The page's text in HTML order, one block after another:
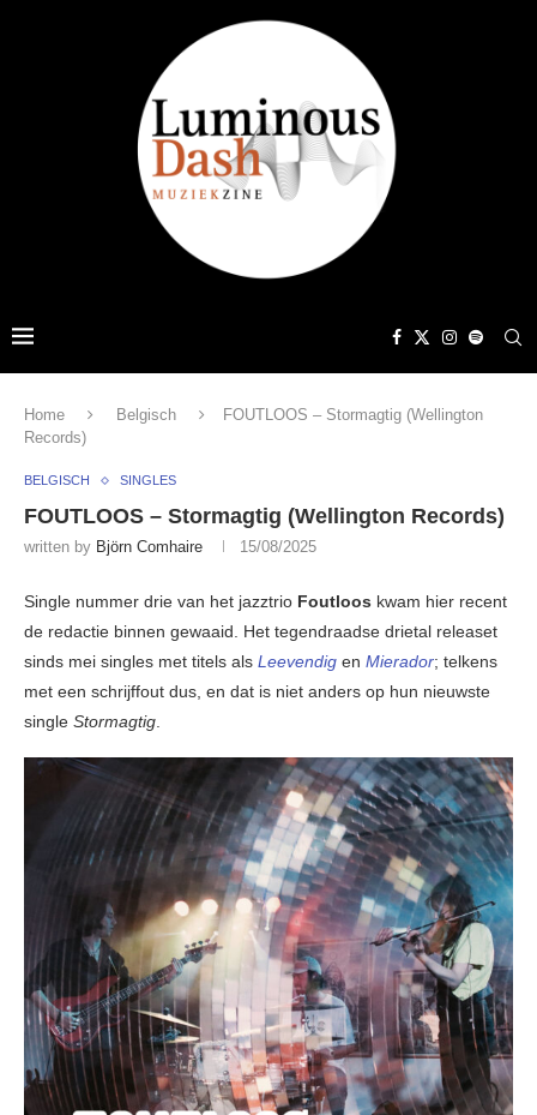
Home Belgisch
FOUTLOOS – Stormagtig (Wellington
Records)
BELGISCH SINGLES
FOUTLOOS – Stormagtig (Wellington Records)
written by Björn Comhaire 15/08/2025
Single nummer drie van het jazztrio Foutloos kwam hier recent
de redactie binnen gewaaid. Het tegendraadse drietal releaset
sinds mei singles met titels als Leevendig en Mierador; telkens
met een schrijffout dus, en dat is niet anders op hun nieuwste
single Stormagtig.